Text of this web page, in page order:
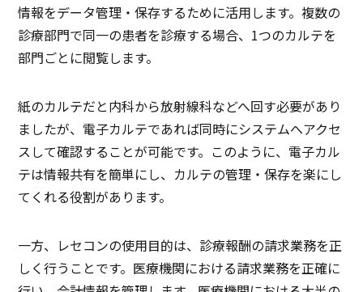
情報をデータ管理・保存するために活用します。複数の
診療部門で同一の患者を診療する場合、1つのカルテを
部門ごとに閲覧します。
紙のカルテだと内科から放射線科などへ回す必要があり
ましたが、電子カルテであれば同時にシステムへアクセ
スして確認することが可能です。このように、電子カル
テは情報共有を簡単にし、カルテの管理・保存を楽にし
てくれる役割があります。
一方、レセコンの使用目的は、診療報酬の請求業務を正
しく行うことです。医療機関における請求業務を正確に